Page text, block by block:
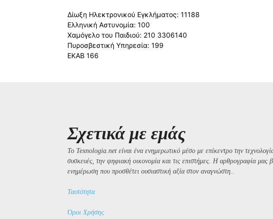
Δίωξη Ηλεκτρονικού Εγκλήματος: 11188
Ελληνική Αστυνομία: 100
Χαμόγελο του Παιδιού: 210 3306140
Πυροσβεστική Υπηρεσία: 199
ΕΚΑΒ 166
Σχετικά με εμάς
Το Texnologia.net είναι ένα ενημερωτικό μέσο με επίκεντρο την
συσκευές, την ψηφιακή οικονομία και τις επιστήμες. Η αρθρογραφία μας
ενημέρωση που προσθέτει ουσιαστική αξία στον αναγνώστη..
Ταυτότητα
Όροι Χρήσης